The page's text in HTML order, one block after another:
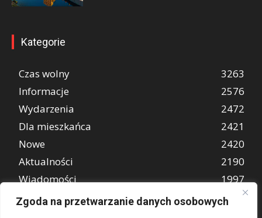
Zgoda na przetwarzanie danych osobowych
Kategorie
Czas wolny
3263
Informacje
2576
Wydarzenia
2472
Dla mieszkańca
2421
Nowe
2420
Aktualności
2190
Wiadomości
1997
REKLAMA
849